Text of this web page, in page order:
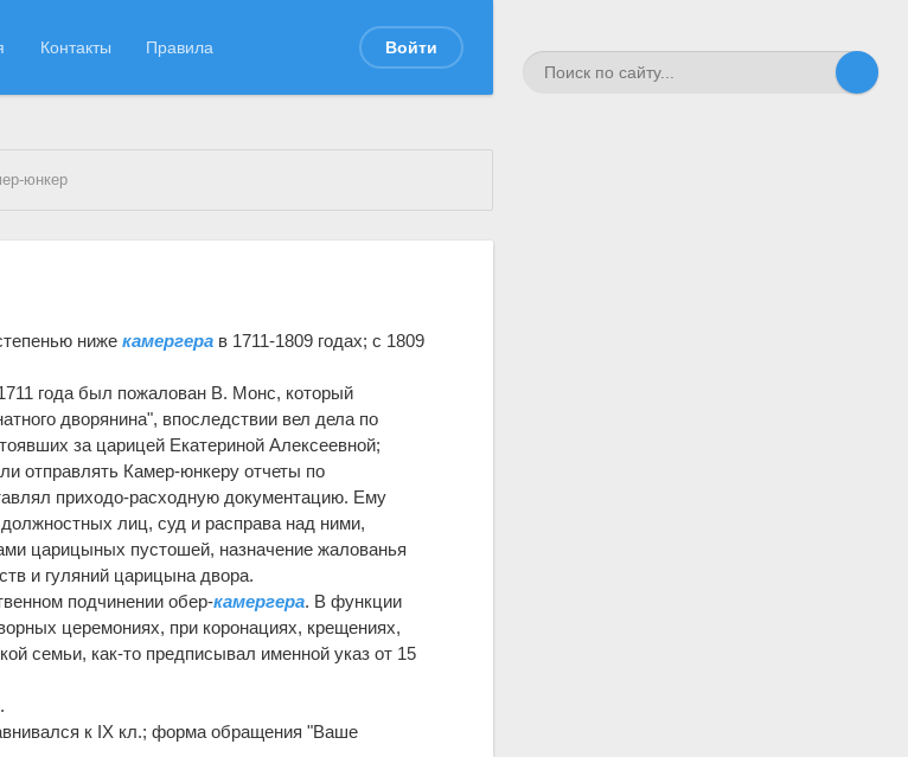
Контакты Правила Войти
юнкер
нижекамергера в 1711-1809 годах; с 1809
года был пожалован В. Монс, который
дворянина", впоследствии вел дела по
за царицей Екатериной Алексеевной;
отправлять Камер-юнкеру отчеты по
приходо-расходную документацию. Ему
лиц, суд и расправа над ними,
царицыных пустошей, назначение жалованья
и гуляний царицына двора.
подчинении обер-камергера. В функции
церемониях, при коронациях, крещениях,
семьи, как-то предписывал именной указ от 15
к IX кл.; форма обращения "Ваше